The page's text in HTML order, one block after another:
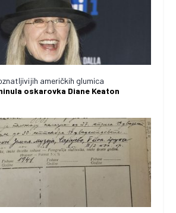
američkih glumica
oskarovka Diane Keaton